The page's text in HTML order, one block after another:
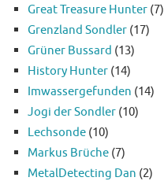
Great Treasure Hunter (7)
Grenzland Sondler (17)
Grüner Bussard (13)
History Hunter (14)
Imwassergefunden (14)
Jogi der Sondler (10)
Lechsonde (10)
Markus Brüche (7)
MetalDetecting Dan (2)